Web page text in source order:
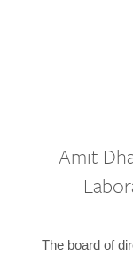
Amit
The board of